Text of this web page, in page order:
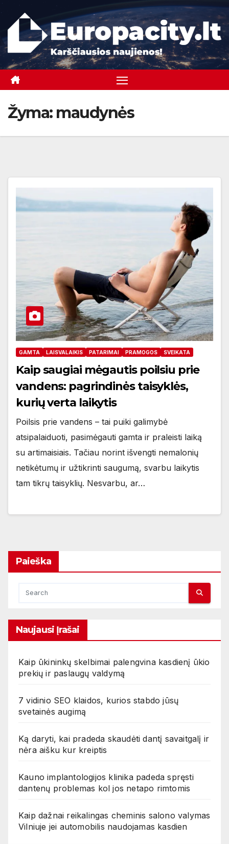
content
Žyma: maudynės
GAMTA LAISVALAIKIS PATARIMAI PRAMOGOS SVEIKATA
Kaip saugiai mėgautis poilsiu prie
vandens: pagrindinės taisyklės,
kurių verta laikytis
Poilsis prie vandens – tai puiki galimybė
atsipalaiduoti, pasimėgauti gamta ir praleisti laiką
su artimaisiais. Tačiau norint išvengti nemalonių
netikėtumų ir užtikrinti saugumą, svarbu laikytis
tam tikrų taisyklių. Nesvarbu, ar…
Paieška
Naujausi Įrašai
Kaip ūkininkų skelbimai palengvina kasdienį ūkio
prekių ir paslaugų valdymą
7 vidinio SEO klaidos, kurios stabdo jūsų
svetainės augimą
Ką daryti, kai pradeda skaudėti dantį savaitgalį ir
nėra aišku kur kreiptis
Kauno implantologijos klinika padeda spręsti
dantenų problemas kol jos netapo rimtomis
Kaip dažnai reikalingas cheminis salono valymas
Vilniuje jei automobilis naudojamas kasdien